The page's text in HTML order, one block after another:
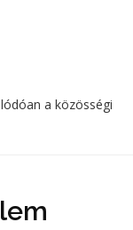
a közösségi